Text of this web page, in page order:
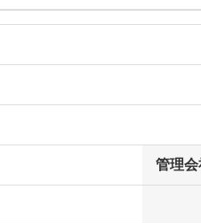
管理会